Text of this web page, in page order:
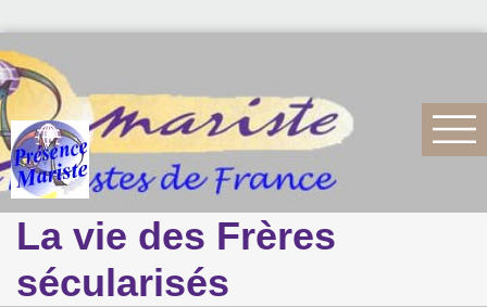
La vie des Frères
sécularisés